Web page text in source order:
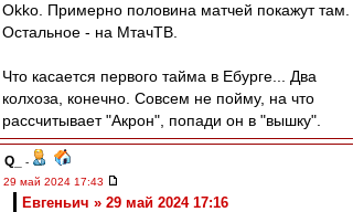
Okko. Примерно половина матчей покажут там.
Остальное - на МтачТВ.
Что касается первого тайма в Ебурге... Два
колхоза, конечно. Совсем не пойму, на что
рассчитывает "Акрон", попади он в "вышку".
Q_
-
29 май 2024 17:43
Евгеньич » 29 май 2024 17:16